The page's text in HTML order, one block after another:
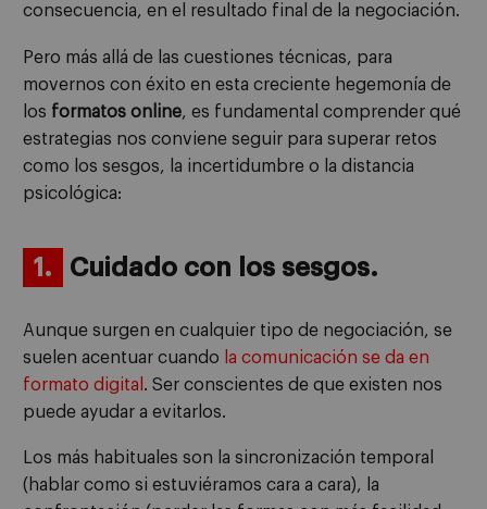
consecuencia, en el resultado final de la negociación.
Pero más allá de las cuestiones técnicas, para
movernos con éxito en esta creciente hegemonía de
los formatos online, es fundamental comprender qué
estrategias nos conviene seguir para superar retos
como los sesgos, la incertidumbre o la distancia
psicológica:
1. Cuidado con los sesgos.
Aunque surgen en cualquier tipo de negociación, se
suelen acentuar cuando la comunicación se da en
formato digital . Ser conscientes de que existen nos
puede ayudar a evitarlos.
Los más habituales son la sincronización temporal
(hablar como si estuviéramos cara a cara), la